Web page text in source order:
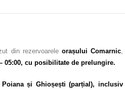
din rezervoareleorașului Comarnic
05:00, cu posibilitate de prelungire.
Poiana și Ghioșești (parțial),